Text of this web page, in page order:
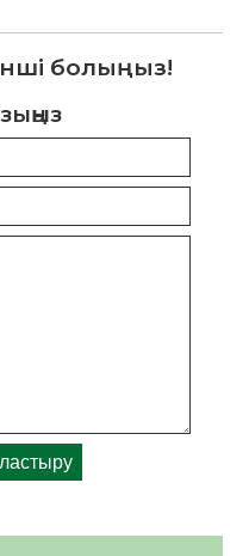
болыңыз!